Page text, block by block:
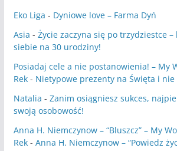
Eko Liga - Dyniowe love – Farma Dyń
Asia - Życie zaczyna się po trzydziestce
siebie na 30 urodziny!
Posiadaj cele a nie postanowienia! – My
Rek- Nietypowe prezenty na Święta i nie
Natalia - Zanim osiągniesz sukces,
swoją osobowość!
Anna H. Niemczynow – “Bluszcz” – My
Rek- Anna H. Niemczynow – “Powiedz